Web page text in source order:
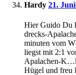
Hardy 21.
Hier Guido Du
drecks-
minuten vom
liegst mit 2:1
Apalachen-
Hügel und freu